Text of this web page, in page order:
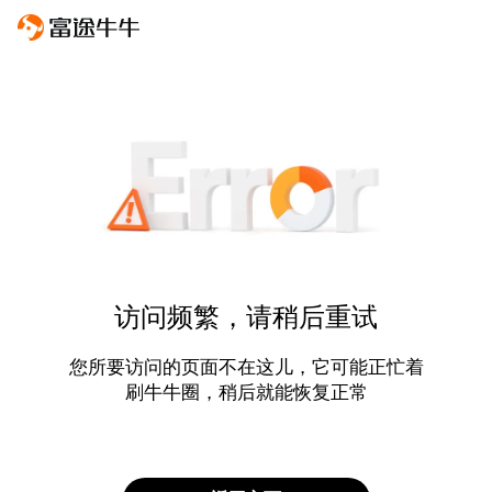
访问频繁，请稍后重试
您所要访问的页面不在这儿，它可能正忙着
刷牛牛圈，稍后就能恢复正常